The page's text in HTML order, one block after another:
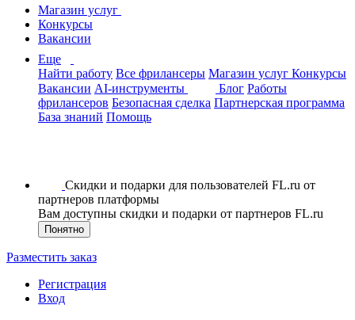
Магазин услуг
Конкурсы
Вакансии
Еще
Найти работу Все фрилансеры Магазин услуг Конкурсы
Вакансии AI-инструменты Блог Работы
фрилансеров Безопасная сделка Партнерская программа
База знаний Помощь
Скидки и подарки для пользователей FL.ru от
партнеров платформы
Вам доступны скидки и подарки от партнеров FL.ru
Понятно
Разместить заказ
Регистрация
Вход